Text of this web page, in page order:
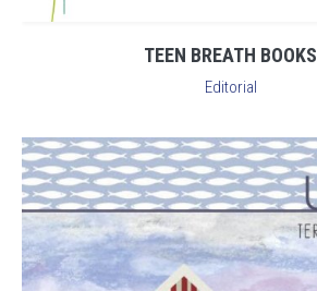
TEEN BREATH BOOKS
Editorial